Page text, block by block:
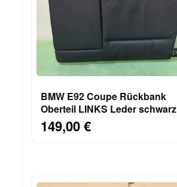
BMW E92 Coupe Rückbank
Oberteil LINKS Leder schwarz
Rücksitz Lehne ABHOLUNG
149,00 €